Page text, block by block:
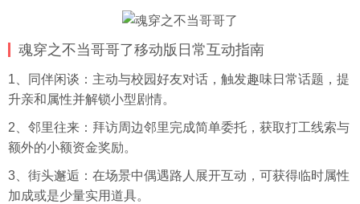
魂穿之不当哥哥了移动版日常互动指南
1、同伴闲谈：主动与校园好友对话，触发趣味日常话题，提
升亲和属性并解锁小型剧情。
2、邻里往来：拜访周边邻里完成简单委托，获取打工线索与
额外的小额资金奖励。
3、街头邂逅：在场景中偶遇路人展开互动，可获得临时属性
加成或是少量实用道具。